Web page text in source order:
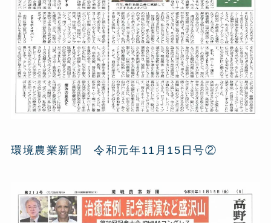
環境農業新聞 令和元年11月15日号②